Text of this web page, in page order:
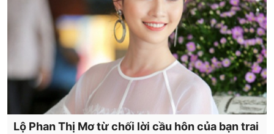
Lộ Phan Thị Mơ từ chối lời cầu hôn của bạn trai